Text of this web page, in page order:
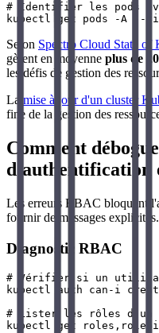
# Identifier les pods
Selon Spectro Cloud State of
gèrent en moyenne plus de
les défis de gestion des
La mise à jour d'un cluster
fine de la gestion des
Comment
d'authentification
Les erreurs RBAC bloquent
fournir de messages explicites.
Diagnostic RBAC
# Vérifier si un
kubectl auth can-i
# Lister les rôles d'un
kubectl get